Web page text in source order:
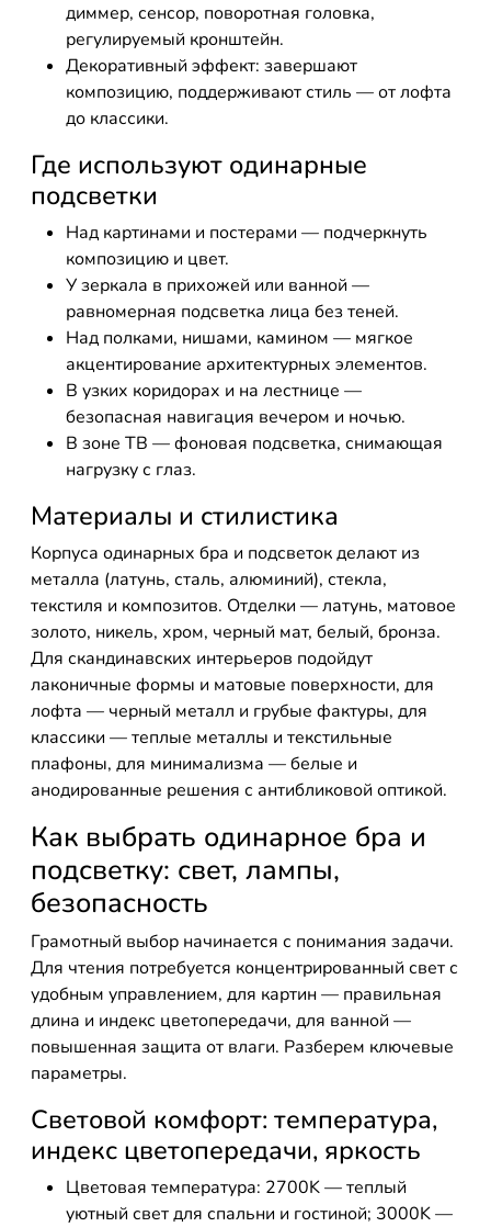
диммер, сенсор, поворотная головка,
регулируемый кронштейн.
Декоративный эффект: завершают
композицию, поддерживают стиль — от лофта
до классики.
Где используют одинарные
подсветки
Над картинами и постерами — подчеркнуть
композицию и цвет.
У зеркала в прихожей или ванной —
равномерная подсветка лица без теней.
Над полками, нишами, камином — мягкое
акцентирование архитектурных элементов.
В узких коридорах и на лестнице —
безопасная навигация вечером и ночью.
В зоне ТВ — фоновая подсветка, снимающая
нагрузку с глаз.
Материалы и стилистика
Корпуса одинарных бра и подсветок делают из
металла (латунь, сталь, алюминий), стекла,
текстиля и композитов. Отделки — латунь, матовое
золото, никель, хром, черный мат, белый, бронза.
Для скандинавских интерьеров подойдут
лаконичные формы и матовые поверхности, для
лофта — черный металл и грубые фактуры, для
классики — теплые металлы и текстильные
плафоны, для минимализма — белые и
анодированные решения с антибликовой оптикой.
Как выбрать одинарное бра и
подсветку: свет, лампы,
безопасность
Грамотный выбор начинается с понимания задачи.
Для чтения потребуется концентрированный свет с
удобным управлением, для картин — правильная
длина и индекс цветопередачи, для ванной —
повышенная защита от влаги. Разберем ключевые
параметры.
Световой комфорт: температура,
индекс цветопередачи, яркость
Цветовая температура: 2700K — теплый
уютный свет для спальни и гостиной; 3000K —